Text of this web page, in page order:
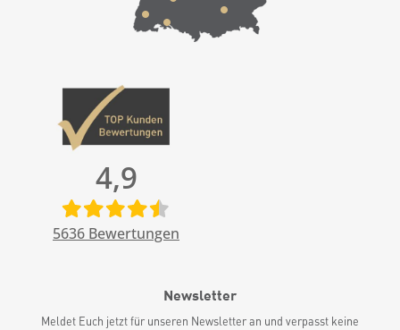
4,9
5636 Bewertungen
Newsletter
Meldet Euch jetzt für unseren Newsletter an und verpasst keine